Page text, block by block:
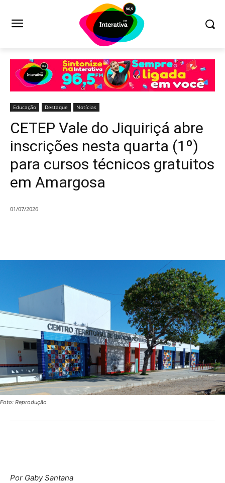
Educação Destaque Notícias
CETEP Vale do Jiquiriçá abre
inscrições nesta quarta (1º)
para cursos técnicos gratuitos
em Amargosa
01/07/2026
Foto: Reprodução
Por Gaby Santana